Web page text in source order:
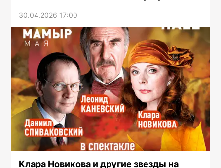
30.04.2026 17:00
Клара Новикова и другие звезды на